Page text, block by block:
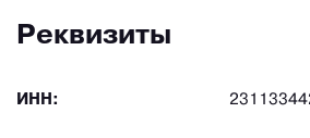
Реквизиты
ИНН: